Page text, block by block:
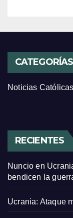
CATEGORÍAS
Noticias Católicas
RECIENTES
Nuncio en
bendicen la
Ucrania: Ataque